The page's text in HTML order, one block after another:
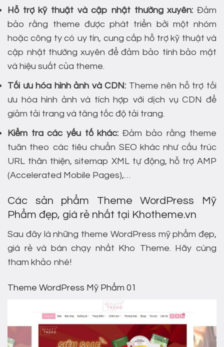
Hỗ trợ kỹ thuật và cập nhật thường xuyên: Đảm
bảo rằng theme được phát triển bởi một nhóm
hoặc công ty có uy tín, cung cấp hỗ trợ kỹ thuật và
cập nhật thường xuyên để đảm bảo tính bảo mật
và hiệu suất của theme.
Tối ưu hóa hình ảnh và CDN: Theme nên hỗ trợ tối
ưu hóa hình ảnh và tích hợp với dịch vụ CDN để
giảm tải trang và tăng tốc độ tải trang.
Kiểm tra các yếu tố khác: Đảm bảo rằng theme
tuân theo các tiêu chuẩn SEO khác như cấu trúc
URL thân thiện, sitemap XML tự động, hỗ trợ AMP
(Accelerated Mobile Pages),…
Các sản phẩm Theme WordPress Mỹ
Phẩm đẹp, giá rẻ nhất tại Khotheme.vn
Sau đây là những theme WordPress mỹ phẩm đẹp,
giá rẻ và bán chạy nhất Kho Theme. Hãy cùng
tham khảo nhé!
Theme WordPress Mỹ Phẩm 01